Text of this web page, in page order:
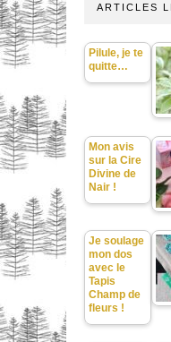
ARTICLES
Pilule, je te
quitte…
Mon avis
sur la Cire
Divine de
Nair !
Je soulage
mon dos
avec le
Tapis
Champ de
fleurs !